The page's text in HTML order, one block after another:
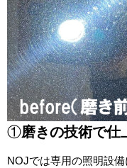
①磨きの技術で仕
NOJでは専用の照明設